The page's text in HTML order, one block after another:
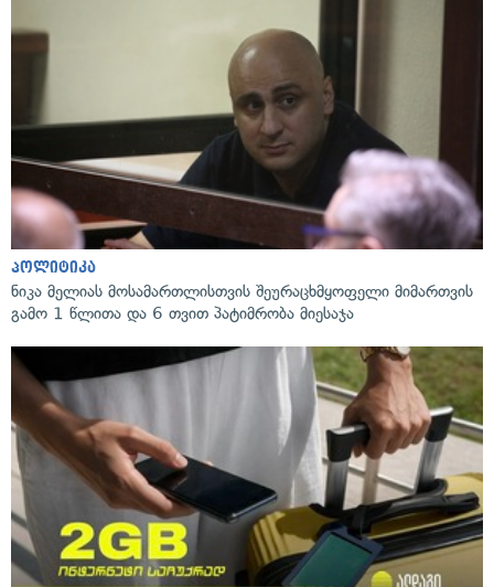
პოლიტიკა
ნიკა მელიას მოსამართლისთვის შეურაცხმყოფელი მიმართვის
გამო 1 წლითა და 6 თვით პატიმრობა მიესაჯა